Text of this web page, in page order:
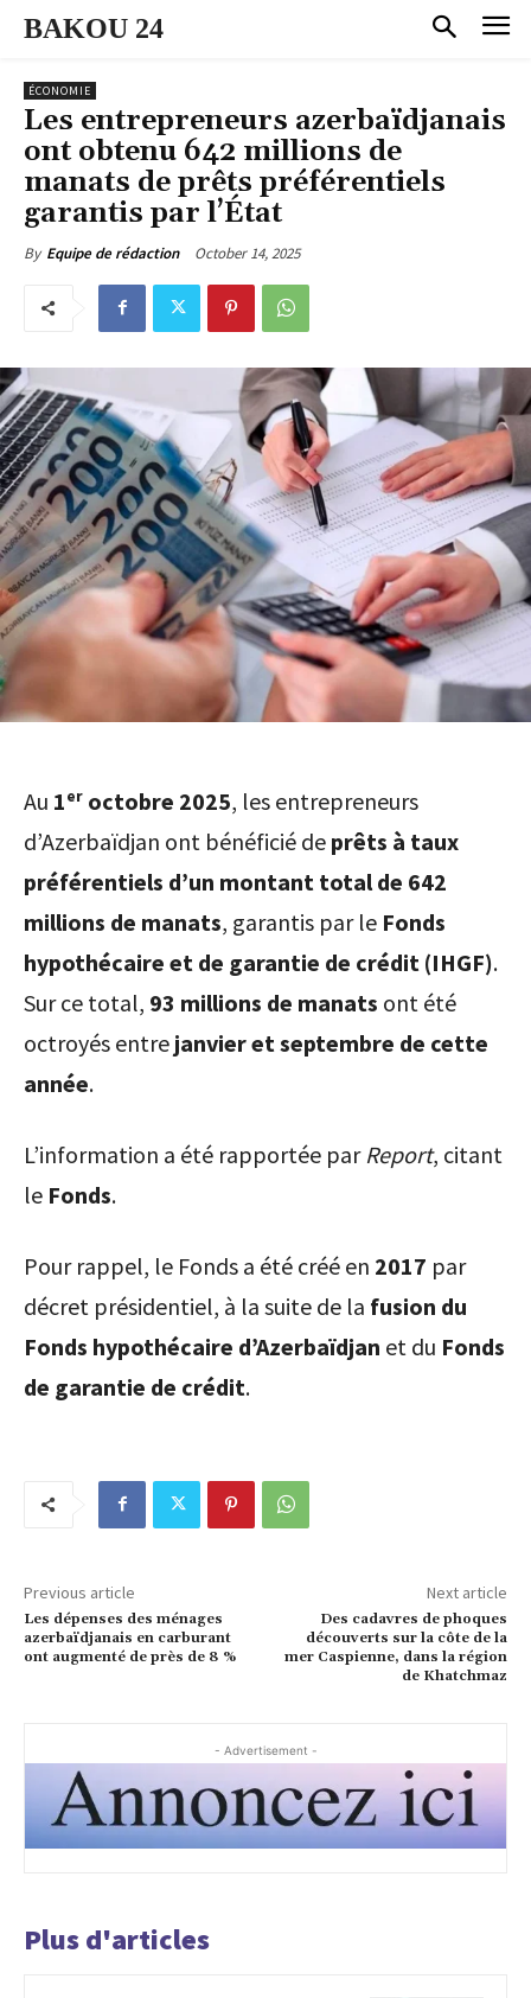
BAKOU 24
ÉCONOMIE
Les entrepreneurs azerbaïdjanais
ont obtenu 642 millions de
manats de prêts préférentiels
garantis par l’État
By Equipe de rédaction October 14, 2025
Au 1ᵉʳ octobre 2025, les entrepreneurs
d’Azerbaïdjan ont bénéficié de prêts à taux
préférentiels d’un montant total de 642
millions de manats, garantis par le Fonds
hypothécaire et de garantie de crédit (IHGF).
Sur ce total, 93 millions de manats ont été
octroyés entre janvier et septembre de cette
année.
L’information a été rapportée par Report, citant
le Fonds.
Pour rappel, le Fonds a été créé en 2017 par
décret présidentiel, à la suite de la fusion du
Fonds hypothécaire d’Azerbaïdjan et du Fonds
de garantie de crédit.
Previous article
Les dépenses des ménages
azerbaïdjanais en carburant
ont augmenté de près de 8 %
Next article
Des cadavres de phoques
découverts sur la côte de la
mer Caspienne, dans la région
de Khatchmaz
- Advertisement -
Plus d'articles